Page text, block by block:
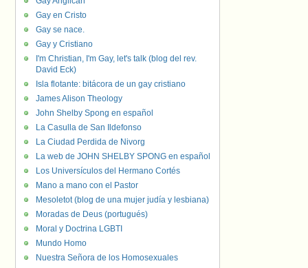
Gay en Cristo
Gay se nace.
Gay y Cristiano
I'm Christian, I'm Gay, let's talk (blog del rev.
David Eck)
Isla flotante: bitácora de un gay cristiano
James Alison Theology
John Shelby Spong en español
La Casulla de San Ildefonso
La Ciudad Perdida de Nivorg
La web de JOHN SHELBY SPONG en español
Los Universículos del Hermano Cortés
Mano a mano con el Pastor
Mesoletot (blog de una mujer judía y lesbiana)
Moradas de Deus (portugués)
Moral y Doctrina LGBTI
Mundo Homo
Nuestra Señora de los Homosexuales